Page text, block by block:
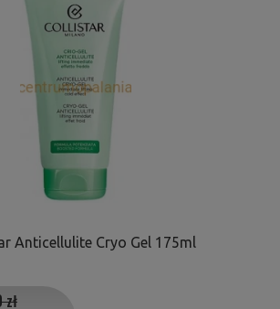
Anticellulite Cryo Gel 175ml